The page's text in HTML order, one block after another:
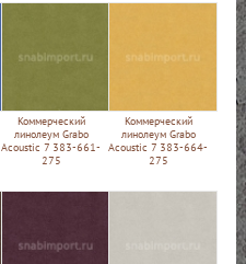
Коммерческий
линолеум Grabo
Acoustic 7 383-661-
275
Коммерческий
линолеум Grabo
Acoustic 7 383-664-
275